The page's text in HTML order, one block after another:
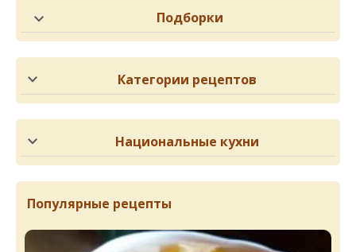
Подборки
Категории рецептов
Национальные кухни
Популярные рецепты